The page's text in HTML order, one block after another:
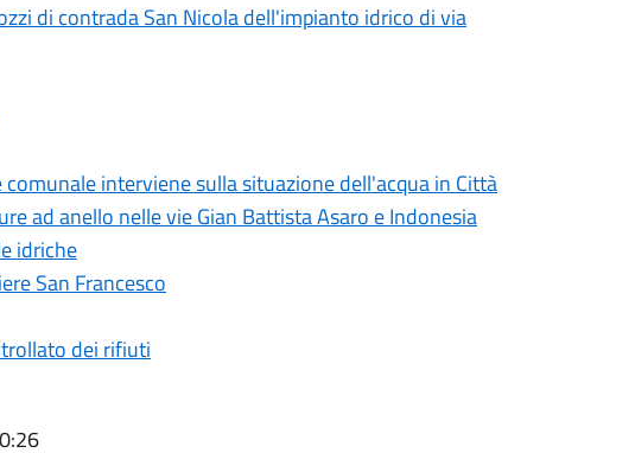
di contrada San Nicola dell'impianto idrico di via
interviene sulla situazione dell'acqua in Città
ad anello nelle vie Gian Battista Asaro e Indonesia
idriche
San Francesco
dei rifiuti